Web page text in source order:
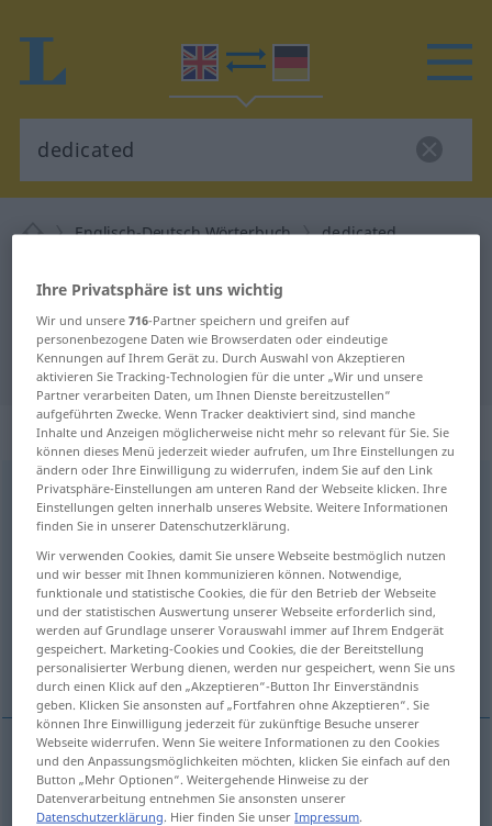
Englisch-Deutsch Wörterbuch dedicated
"dedicated"
"dedicated" Deutsch Übersetzung
„dedicated“: adjective
dedicatedadj
Übersicht aller Übersetzungen
(Für mehr Details die Übersetzung anklicken/antippen)
treu sorgend einsatzfreudig
engagiert fest zugeordnet
treusorgend dedicatedfatheretc
Ihre Privatsphäre ist uns wichtig
Wir und unsere716-Partner speichern und greifen auf
personenbezogene Daten wie Browserdaten oder eindeutige
Kennungen auf Ihrem Gerät zu. Durch Auswahl von Akzeptieren
aktivieren Sie Tracking-Technologien für die unter „Wir und unsere
Partner verarbeiten Daten, um Ihnen Dienste bereitzustellen“
aufgeführten Zwecke. Wenn Tracker deaktiviert sind, sind manche
Inhalte und Anzeigen möglicherweise nicht mehr so relevant für Sie. Sie
können dieses Menü jederzeit wieder aufrufen, um Ihre Einstellungen zu
ändern oder Ihre Einwilligung zu widerrufen, indem Sie auf den Link
Privatsphäre-Einstellungen am unteren Rand der Webseite klicken. Ihre
Einstellungen gelten innerhalb unseres Website. Weitere Informationen
finden Sie in unserer Datenschutzerklärung.
Wir verwenden Cookies, damit Sie unsere Webseite bestmöglich nutzen
und wir besser mit Ihnen kommunizieren können. Notwendige,
funktionale und statistische Cookies, die für den Betrieb der Webseite
und der statistischen Auswertung unserer Webseite erforderlich sind,
werden auf Grundlage unserer Vorauswahl immer auf Ihrem Endgerät
gespeichert. Marketing-Cookies und Cookies, die der Bereitstellung
personalisierter Werbung dienen, werden nur gespeichert, wenn Sie uns
durch einen Klick auf den „Akzeptieren“-Button Ihr Einverständnis
geben. Klicken Sie ansonsten auf „Fortfahren ohne Akzeptieren“. Sie
können Ihre Einwilligung jederzeit für zukünftige Besuche unserer
Webseite widerrufen. Wenn Sie weitere Informationen zu den Cookies
und den Anpassungsmöglichkeiten möchten, klicken Sie einfach auf den
Button „Mehr Optionen“. Weitergehende Hinweise zu der
Datenverarbeitung entnehmen Sie ansonsten unserer
Datenschutzerklärung. Hier finden Sie unserImpressum.